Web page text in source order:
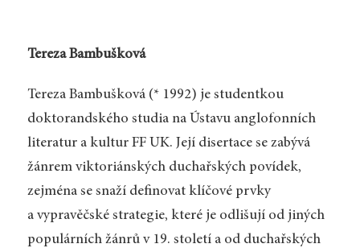
Tereza Bambušková
Tereza Bambušková (* 1992) je studentkou
doktorandského studia na Ústavu anglofonních
literatur a kultur FF UK. Její disertace se zabývá
žánrem viktoriánských duchařských povídek,
zejména se snaží definovat klíčové prvky
a vypravěčské strategie, které je odlišují od jiných
populárních žánrů v 19. století a od duchařských